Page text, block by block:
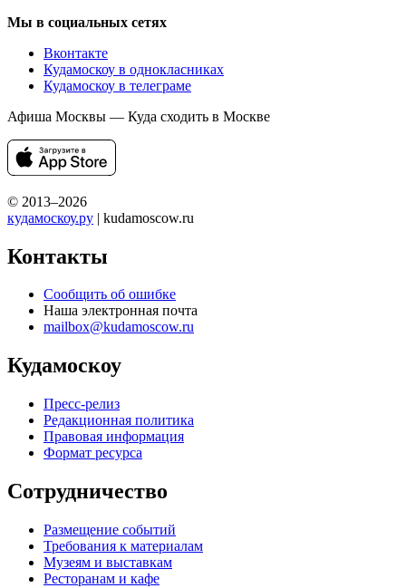
Мы в социальных сетях
Вконтакте
Кудамоскоу в однокласниках
Кудамоскоу в телеграме
Афиша Москвы — Куда сходить в Москве
© 2013–2026
кудамоскоу.ру | kudamoscow.ru
Контакты
Сообщить об ошибке
Наша электронная почта
mailbox@kudamoscow.ru
Кудамоскоу
Пресс-релиз
Редакционная политика
Правовая информация
Формат ресурса
Сотрудничество
Размещение событий
Требования к материалам
Музеям и выставкам
Ресторанам и кафе